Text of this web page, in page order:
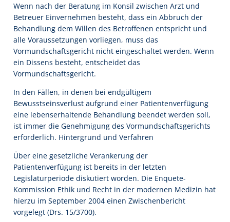
Wenn nach der Beratung im Konsil zwischen Arzt und
Betreuer Einvernehmen besteht, dass ein Abbruch der
Behandlung dem Willen des Betroffenen entspricht und
alle Voraussetzungen vorliegen, muss das
Vormundschaftsgericht nicht eingeschaltet werden. Wenn
ein Dissens besteht, entscheidet das
Vormundschaftsgericht.
In den Fällen, in denen bei endgültigem
Bewusstseinsverlust aufgrund einer Patientenverfügung
eine lebenserhaltende Behandlung beendet werden soll,
ist immer die Genehmigung des Vormundschaftsgerichts
erforderlich. Hintergrund und Verfahren
Über eine gesetzliche Verankerung der
Patientenverfügung ist bereits in der letzten
Legislaturperiode diskutiert worden. Die Enquete-
Kommission Ethik und Recht in der modernen Medizin hat
hierzu im September 2004 einen Zwischenbericht
vorgelegt (Drs. 15/3700).